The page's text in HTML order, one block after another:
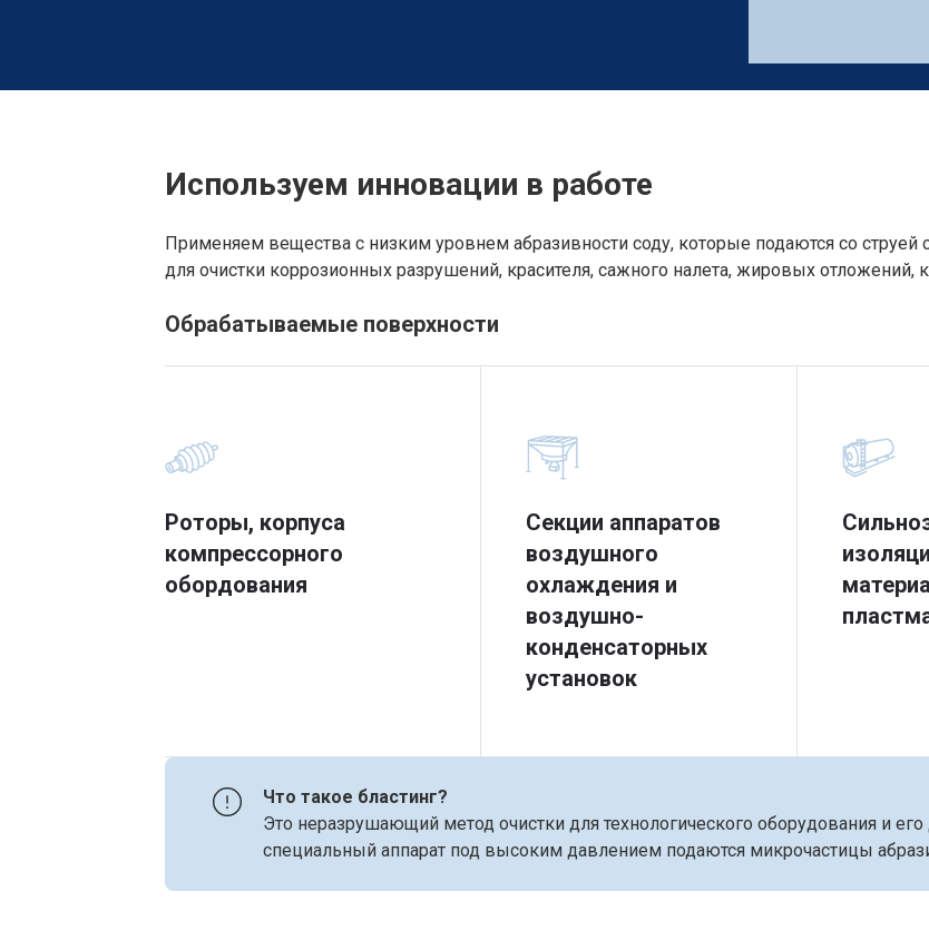
Используем инновации в работе
Применяем вещества с низким уровнем абразивности соду, которые подаются со
для очистки коррозионных разрушений, красителя, сажного налета, жировых отложений,
Обрабатываемые поверхности
Роторы, корпуса
компрессорного
обордования
Секции аппаратов
воздушного
охлаждения и
воздушно-
конденсаторных
установок
Что такое бластинг?
Это неразрушающий метод очистки для технологического оборудования и
специальный аппарат под высоким давлением подаются микрочастицы